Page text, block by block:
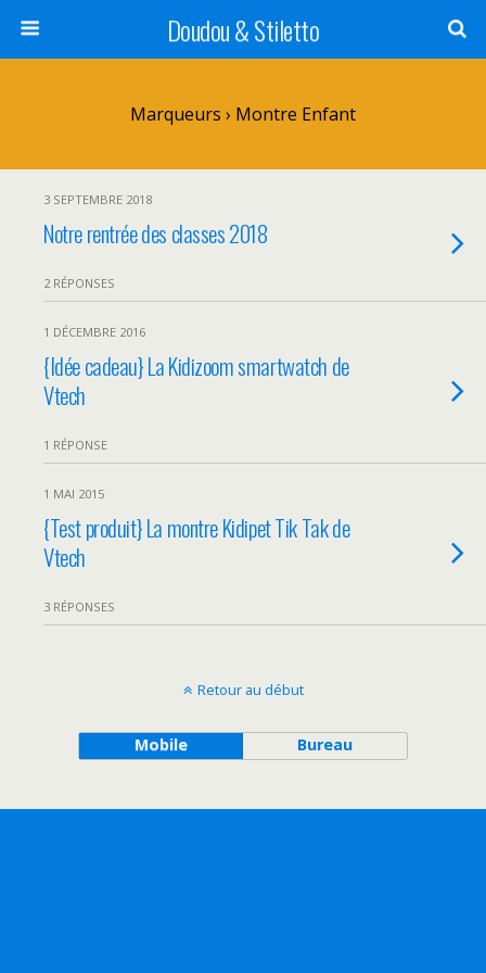
Doudou & Stiletto
Marqueurs › Montre Enfant
3 SEPTEMBRE 2018
Notre rentrée des classes 2018
2 RÉPONSES
1 DÉCEMBRE 2016
{Idée cadeau} La Kidizoom smartwatch de
Vtech
1 RÉPONSE
1 MAI 2015
{Test produit} La montre Kidipet Tik Tak de
Vtech
3 RÉPONSES
Retour au début
Mobile Bureau